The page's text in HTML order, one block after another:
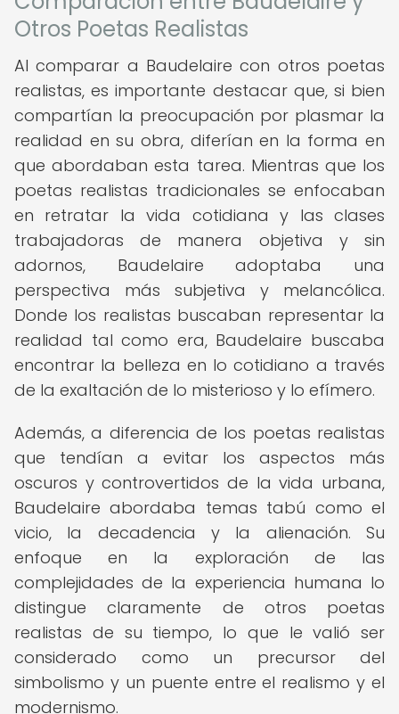
Otros Poetas Realistas
Al comparar a Baudelaire con otros poetas
realistas, es importante destacar que, si bien
compartían la preocupación por plasmar la
realidad en su obra, diferían en la forma en
que abordaban esta tarea. Mientras que los
poetas realistas tradicionales se enfocaban
en retratar la vida cotidiana y las clases
trabajadoras de manera objetiva y sin
adornos, Baudelaire adoptaba una
perspectiva más subjetiva y melancólica.
Donde los realistas buscaban representar la
realidad tal como era, Baudelaire buscaba
encontrar la belleza en lo cotidiano a través
de la exaltación de lo misterioso y lo efímero.
Además, a diferencia de los poetas realistas
que tendían a evitar los aspectos más
oscuros y controvertidos de la vida urbana,
Baudelaire abordaba temas tabú como el
vicio, la decadencia y la alienación. Su
enfoque en la exploración de las
complejidades de la experiencia humana lo
distingue claramente de otros poetas
realistas de su tiempo, lo que le valió ser
considerado como un precursor del
simbolismo y un puente entre el realismo y el
modernismo.